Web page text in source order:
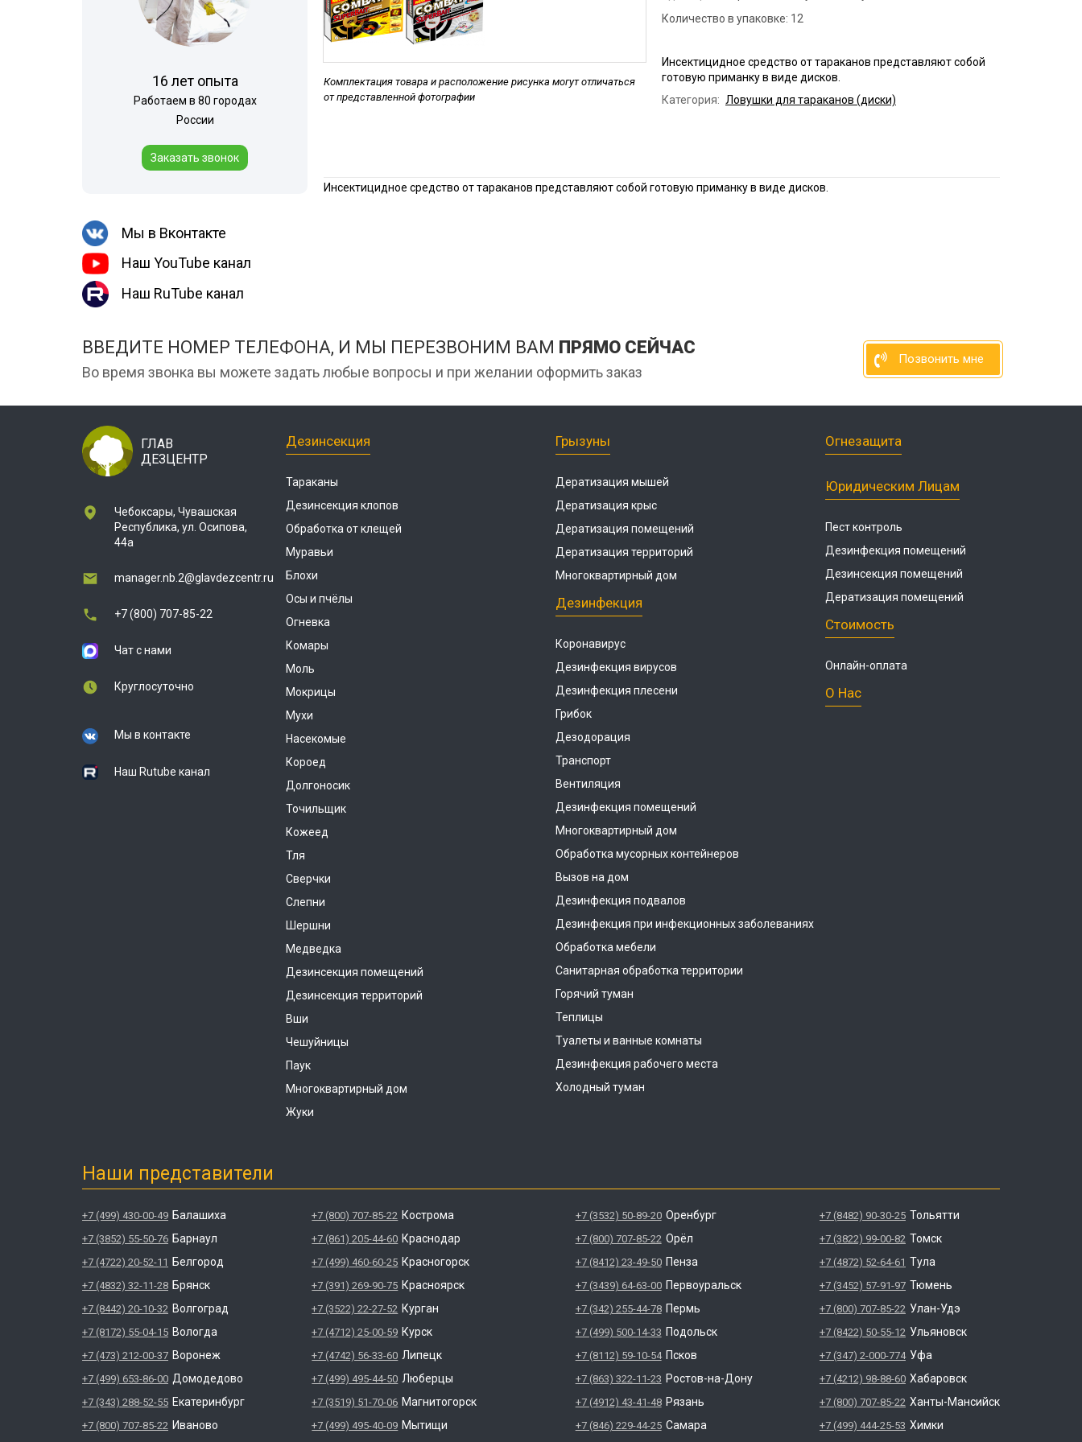
Шершни
Медведка
Дезинсекция территорий
Холодный туман
магазинов
Обработка рыбного цеха
Дезинфекция ферм
16 лет опыта
Работаем в 80 городах
России
Заказать звонок
Мы в Вконтакте
Наш YouTube канал
Наш RuTube канал
Комплектация товара и расположение рисунка могут отличаться
от представленной фотографии
Количество в упаковке: 12
Инсектицидное средство от тараканов представляют собой
готовую приманку в виде дисков.
Категория: Ловушки для тараканов (диски)
Инсектицидное средство от тараканов представляют собой готовую приманку в виде дисков.
ВВЕДИТЕ НОМЕР ТЕЛЕФОНА, И МЫ ПЕРЕЗВОНИМ ВАМ ПРЯМО СЕЙЧАС
Во время звонка вы можете задать любые вопросы и при желании оформить заказ
Позвонить мне
ГЛАВ
ДЕЗЦЕНТР
Чебоксары, Чувашская
Республика, ул. Осипова,
44а
manager.nb.2@glavdezcentr.ru
+7 (800) 707-85-22
Чат с нами
Круглосуточно
Мы в контакте
Наш Rutube канал
Дезинсекция
Тараканы
Дезинсекция клопов
Обработка от клещей
Муравьи
Блохи
Осы и пчёлы
Огневка
Комары
Моль
Мокрицы
Мухи
Насекомые
Короед
Долгоносик
Точильщик
Кожеед
Тля
Сверчки
Слепни
Шершни
Медведка
Дезинсекция помещений
Дезинсекция территорий
Вши
Чешуйницы
Паук
Многоквартирный дом
Жуки
Грызуны
Дератизация мышей
Дератизация крыс
Дератизация помещений
Дератизация территорий
Многоквартирный дом
Дезинфекция
Коронавирус
Дезинфекция вирусов
Дезинфекция плесени
Грибок
Дезодорация
Транспорт
Вентиляция
Дезинфекция помещений
Многоквартирный дом
Обработка мусорных контейнеров
Вызов на дом
Дезинфекция подвалов
Дезинфекция при инфекционных заболеваниях
Обработка мебели
Санитарная обработка территории
Горячий туман
Теплицы
Туалеты и ванные комнаты
Дезинфекция рабочего места
Холодный туман
Огнезащита
Юридическим Лицам
Пест контроль
Дезинфекция помещений
Дезинсекция помещений
Дератизация помещений
Стоимость
Онлайн-оплата
О Нас
Наши представители
+7 (499) 430-00-49 Балашиха
+7 (3852) 55-50-76 Барнаул
+7 (4722) 20-52-11 Белгород
+7 (4832) 32-11-28 Брянск
+7 (8442) 20-10-32 Волгоград
+7 (8172) 55-04-15 Вологда
+7 (473) 212-00-37 Воронеж
+7 (499) 653-86-00 Домодедово
+7 (343) 288-52-55 Екатеринбург
+7 (800) 707-85-22 Иваново
+7 (800) 707-85-22 Кострома
+7 (861) 205-44-60 Краснодар
+7 (499) 460-60-25 Красногорск
+7 (391) 269-90-75 Красноярск
+7 (3522) 22-27-52 Курган
+7 (4712) 25-00-59 Курск
+7 (4742) 56-33-60 Липецк
+7 (499) 495-44-50 Люберцы
+7 (3519) 51-70-06 Магнитогорск
+7 (499) 495-40-09 Мытищи
+7 (3532) 50-89-20 Оренбург
+7 (800) 707-85-22 Орёл
+7 (8412) 23-49-50 Пенза
+7 (3439) 64-63-00 Первоуральск
+7 (342) 255-44-78 Пермь
+7 (499) 500-14-33 Подольск
+7 (8112) 59-10-54 Псков
+7 (863) 322-11-23 Ростов-на-Дону
+7 (4912) 43-41-48 Рязань
+7 (846) 229-44-25 Самара
+7 (8482) 90-30-25 Тольятти
+7 (3822) 99-00-82 Томск
+7 (4872) 52-64-61 Тула
+7 (3452) 57-91-97 Тюмень
+7 (800) 707-85-22 Улан-Удэ
+7 (8422) 50-55-12 Ульяновск
+7 (347) 2-000-774 Уфа
+7 (4212) 98-88-60 Хабаровск
+7 (800) 707-85-22 Ханты-Мансийск
+7 (499) 444-25-53 Химки